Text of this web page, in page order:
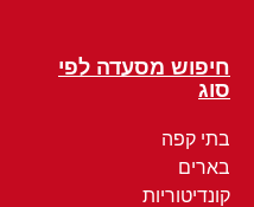
חיפוש מסעדה לפי
סוג
בתי קפה
בארים
קונדיטוריות